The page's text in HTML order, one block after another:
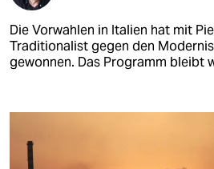
Die Vorwahlen in Italien hat mit
Traditionalist gegen den
gewonnen. Das Programm bleibt